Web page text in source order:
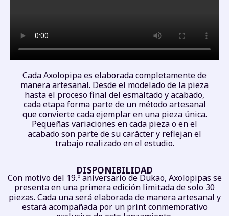
Cada Axolopipa es elaborada completamente de
manera artesanal. Desde el modelado de la pieza
hasta el proceso final del esmaltado y acabado,
cada etapa forma parte de un método artesanal
que convierte cada ejemplar en una pieza única.
Pequeñas variaciones en cada pieza o en el
acabado son parte de su carácter y reflejan el
trabajo realizado en el estudio.
DISPONIBILIDAD
Con motivo del 19.º aniversario de Dukao, Axolopipas se
presenta en una primera edición limitada de solo 30
piezas. Cada una será elaborada de manera artesanal y
estará acompañada por un print conmemorativo